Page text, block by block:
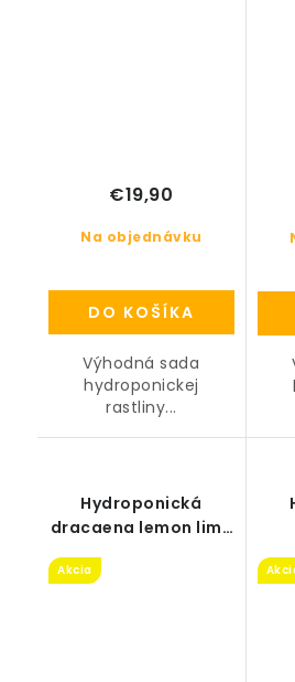
Na objednávku
€19,90
DO KOŠÍKA
Výhodná sada
hydroponickej
rastliny...
Hydroponická
dracaena lemon lime
v hnedom kvetináči
Akcia